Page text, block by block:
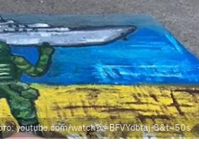
youtube.com/watch?v=BFVYdbtaj-8&t=50s